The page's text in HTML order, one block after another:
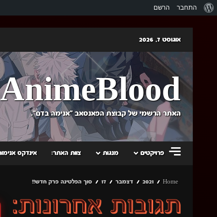
אודות
התחבר הרשם
content
אוגוסט 7, 2026
AnimeBlood
האתר הרשמי של קבוצת הפאנסאב "אנימה בדם".
פרויקטים מנגות צוות האתר: אינדקס
Home
2021 דצמבר 17 סוך הפלטינה פרק חדש!!